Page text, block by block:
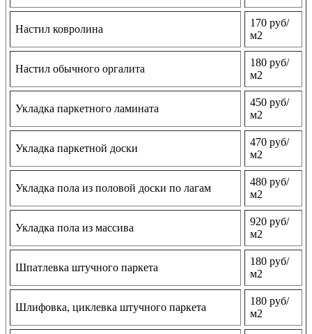
Настил ковролина
170 руб/
м2
Настил обычного оргалита
180 руб/
м2
Укладка паркетного ламината
450 руб/
м2
Укладка паркетной доски
470 руб/
м2
Укладка пола из половой доски по лагам
480 руб/
м2
Укладка пола из массива
920 руб/
м2
Шпатлевка штучного паркета
180 руб/
м2
Шлифовка, циклевка штучного паркета
180 руб/
м2